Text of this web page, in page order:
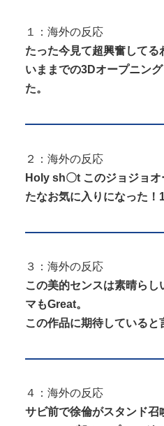
１：海外の反応
たった今見て超興奮してる
いままでの3Dオープニン
た。
２：海外の反応
Holy sh〇t このジョジョ
たなお気に入りになった！
３：海外の反応
この美的センスは素晴ら
マもGreat。
この作品に期待していると
４：海外の反応
サビ前で徐倫がスタンド召